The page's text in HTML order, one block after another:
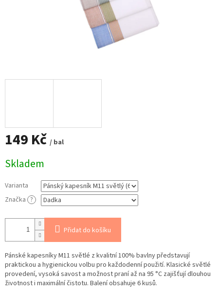
149 Kč / bal
cena:
Skladem
Varianta
Značka ?
Přidat do košíku
Pánské kapesníky M11 světlé z kvalitní 100% bavlny představují
praktickou a hygienickou volbu pro každodenní použití. Klasické světlé
provedení, vysoká savost a možnost praní až na 95 °C zajišťují dlouhou
životnost i maximální čistotu. Balení obsahuje 6 kusů.